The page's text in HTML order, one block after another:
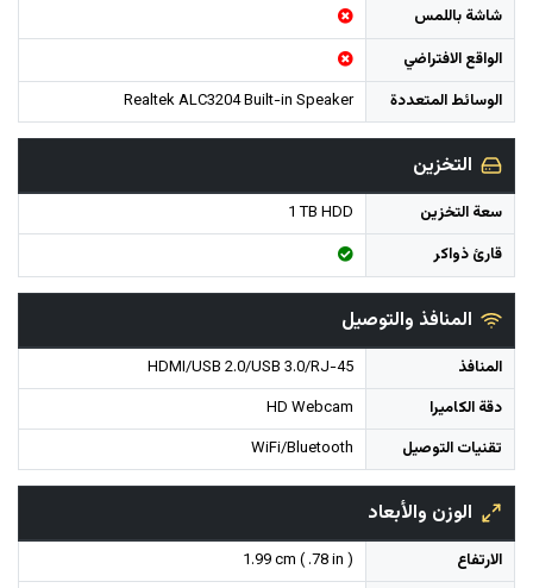
شاشة باللمس
الواقع الافتراضي
الوسائط المتعددة
Realtek ALC3204 Built-in Speaker
التخزين
سعة التخزين
1 TB HDD
قارئ ذواكر
المنافذ والتوصيل
المنافذ
HDMI/USB 2.0/USB 3.0/RJ-45
دقة الكاميرا
HD Webcam
تقنيات التوصيل
WiFi/Bluetooth
الوزن والأبعاد
الارتفاع
1.99 cm ( .78 in )